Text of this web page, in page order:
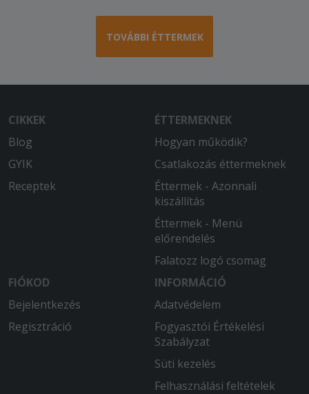
futár pénzt váltson,mert pont
elfogyott a váltópénze. az egyetlen
pozitívum a rendelésben, hogy legalább
fel tudott hívni a futár.
A MacCheese nem volt a legjobb.
Nagyon sós volt és nagyonkevés volt
rajta a sajt ( pedig 3x chedarral van
Isteni finom volt és kellő adag
TOVÁBBI ÉTTERMEK
CIKKEK
Blog
GYIK
Receptek
ÉTTERMEKNEK
Hogyan működik?
Csatlakozás éttermeknek
Éttermek - Azonnali
kiszállítás
Éttermek - Menü
előrendelés
Falatozz logó csomag
FIÓKOD
Bejelentkezés
Regisztráció
INFORMÁCIÓ
Adatvédelem
Fogyasztói Értékelési
Szabályzat
Süti kezelés
Felhasználási feltételek